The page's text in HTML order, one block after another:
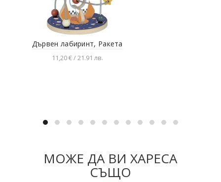
Дървен лабиринт, Ракета
11,20 € / 21.91 лв.
МОЖЕ ДА ВИ ХАРЕСА
СЪЩО